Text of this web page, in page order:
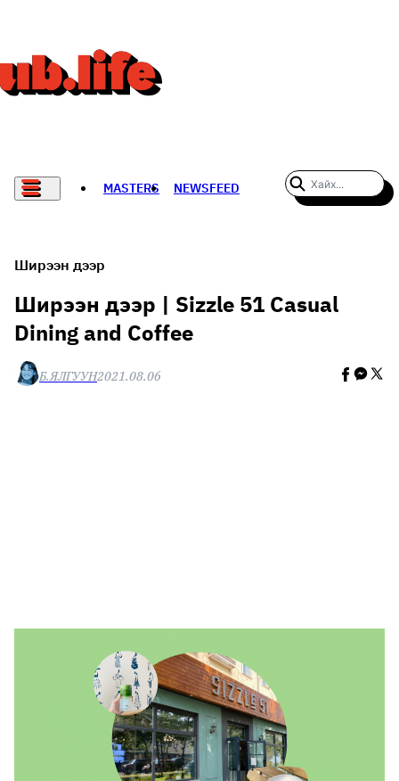
MASTERS NEWSFEED
THE NEW YORK TIMES
НАДАД НЭГ САНАЛ БАЙНА
Ширээн дээр
Ширээн дээр | Sizzle 51 Casual
Dining and Coffee
Б.ЯЛГУУН2021.08.06